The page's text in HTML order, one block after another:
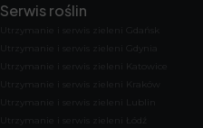
Serwis roślin
Utrzymanie i serwis zieleni Gdańsk
Utrzymanie i serwis zieleni Gdynia
Utrzymanie i serwis zieleni Katowice
Utrzymanie i serwis zieleni Kraków
Utrzymanie i serwis zieleni Lublin
Utrzymanie i serwis zieleni Łódź